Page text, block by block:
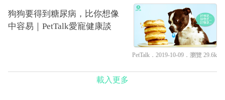
狗狗要得到糖尿病，比你想像
中容易｜PetTalk愛寵健康談
PetTalk ．2019-10-09． 瀏覽 29.6k
載入更多